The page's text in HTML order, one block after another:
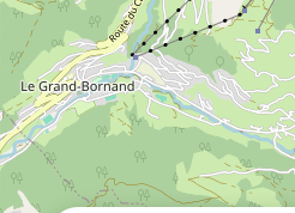
:
600 m
in Le Grand-Bornand Village
800 m
aus
50 m